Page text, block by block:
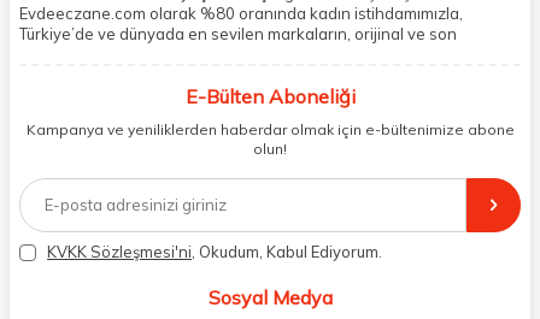
Evdeeczane.com olarak %80 oranında kadın istihdamımızla,
Türkiye’de ve dünyada en sevilen markaların, orijinal ve son
paketliyoruz. Herhangi bir durumdan dolayı olumsuz olarak geri
müşteri temsilcilerimiz aracılığı ile gerekli tüm desteği sağlıyoruz.
2017 yılından bugüne, yüzlerce marka ve binlerce ürün seçeneğini
doğrudan markalardan ya da markaların yetkili Türkiye
distribütörlerinden faturalı olarak tedarik ediyor ve müşterilerimize
aynı şekilde faturalı ve orijinal ambalajlarda gönderim sağlıyoruz.
Paketleme sürecinde geri dönüştürülebilir malzemeler kullanarak
atık oranımızı en aza indiriyor ve daha yaşanabilir bir dünya
E-Bülten Aboneliği
Kampanya ve yeniliklerden haberdar olmak için e-bültenimize abone
olun!
KVKK Sözleşmesi'ni , Okudum, Kabul Ediyorum.
Sosyal Medya